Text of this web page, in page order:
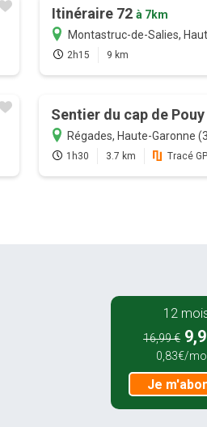
Itinéraire 72 à 7km
Montastruc-de-Salies,
2h15 9 km
Sentier du cap de
Régades, Haute-Garonne
1h30 3.7 km Tracé
12
16,99 €
0,83€/
Je